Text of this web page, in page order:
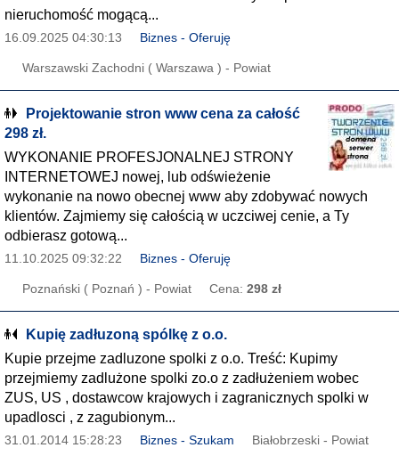
nieruchomość mogącą...
16.09.2025 04:30:13 Biznes - Oferuję
Warszawski Zachodni ( Warszawa ) - Powiat
Projektowanie stron www cena za całość
298 zł.
WYKONANIE PROFESJONALNEJ STRONY
INTERNETOWEJ nowej, lub odświeżenie
wykonanie na nowo obecnej www aby zdobywać nowych
klientów. Zajmiemy się całością w uczciwej cenie, a Ty
odbierasz gotową...
11.10.2025 09:32:22 Biznes - Oferuję
Poznański ( Poznań ) - Powiat Cena: 298 zł
Kupię zadłuzoną spólkę z o.o.
Kupie przejme zadluzone spolki z o.o. Treść: Kupimy
przejmiemy zadlużone spolki zo.o z zadłużeniem wobec
ZUS, US , dostawcow krajowych i zagranicznych spolki w
upadlosci , z zagubionym...
31.01.2014 15:28:23 Biznes - Szukam Białobrzeski - Powiat